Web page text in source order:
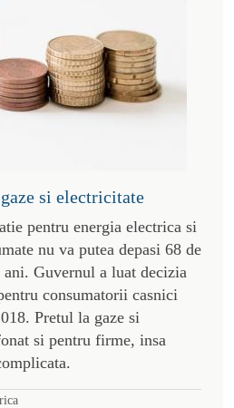
si electricitate
pentru energia electrica si
nu va putea depasi 68 de
Guvernul a luat decizia
consumatorii casnici
Pretul la gaze si
si pentru firme, insa